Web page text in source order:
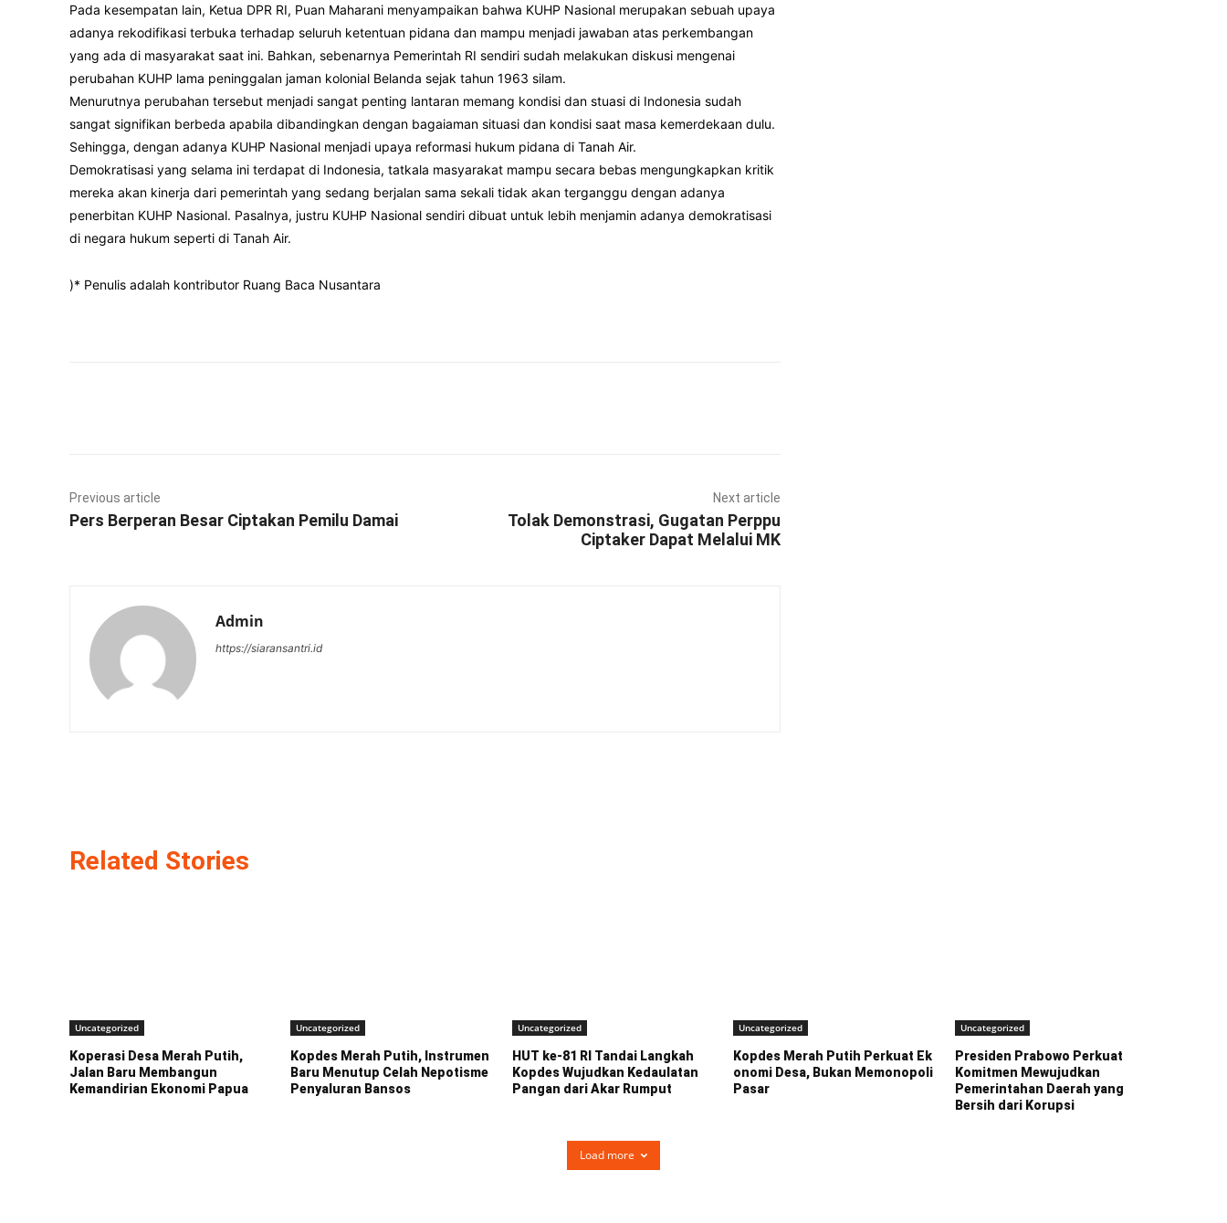
Pada kesempatan lain, Ketua DPR RI, Puan Maharani menyampaikan bahwa KUHP Nasional merupakan sebuah upaya
adanya rekodifikasi terbuka terhadap seluruh ketentuan pidana dan mampu menjadi jawaban atas perkembangan
yang ada di masyarakat saat ini. Bahkan, sebenarnya Pemerintah RI sendiri sudah melakukan diskusi mengenai
perubahan KUHP lama peninggalan jaman kolonial Belanda sejak tahun 1963 silam.
Menurutnya perubahan tersebut menjadi sangat penting lantaran memang kondisi dan stuasi di Indonesia sudah
sangat signifikan berbeda apabila dibandingkan dengan bagaiaman situasi dan kondisi saat masa kemerdekaan dulu.
Sehingga, dengan adanya KUHP Nasional menjadi upaya reformasi hukum pidana di Tanah Air.
Demokratisasi yang selama ini terdapat di Indonesia, tatkala masyarakat mampu secara bebas mengungkapkan kritik
mereka akan kinerja dari pemerintah yang sedang berjalan sama sekali tidak akan terganggu dengan adanya
penerbitan KUHP Nasional. Pasalnya, justru KUHP Nasional sendiri dibuat untuk lebih menjamin adanya demokratisasi
di negara hukum seperti di Tanah Air.
)* Penulis adalah kontributor Ruang Baca Nusantara
Previous article
Pers Berperan Besar Ciptakan Pemilu Damai
Next article
Tolak Demonstrasi, Gugatan Perppu
Ciptaker Dapat Melalui MK
Admin
https://siaransantri.id
Related Stories
Uncategorized
Koperasi Desa Merah Putih,
Jalan Baru Membangun
Kemandirian Ekonomi Papua
Uncategorized
Kopdes Merah Putih, Instrumen
Baru Menutup Celah Nepotisme
Penyaluran Bansos
Uncategorized
HUT ke-81 RI Tandai Langkah
Kopdes Wujudkan Kedaulatan
Pangan dari Akar Rumput
Uncategorized
Kopdes Merah Putih Perkuat Ek
onomi Desa, Bukan Memonopoli
Pasar
Uncategorized
Presiden Prabowo Perkuat
Komitmen Mewujudkan
Pemerintahan Daerah yang
Bersih dari Korupsi
Load more